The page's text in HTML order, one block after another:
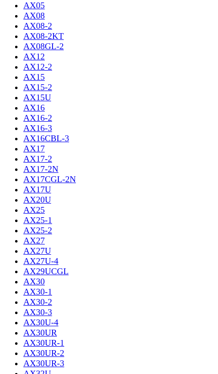
AX05
AX08
AX08-2
AX08-2KT
AX08GL-2
AX12
AX12-2
AX15
AX15-2
AX15U
AX16
AX16-2
AX16-3
AX16CBL-3
AX17
AX17-2
AX17-2N
AX17CGL-2N
AX17U
AX20U
AX25
AX25-1
AX25-2
AX27
AX27U
AX27U-4
AX29UCGL
AX30
AX30-1
AX30-2
AX30-3
AX30U-4
AX30UR
AX30UR-1
AX30UR-2
AX30UR-3